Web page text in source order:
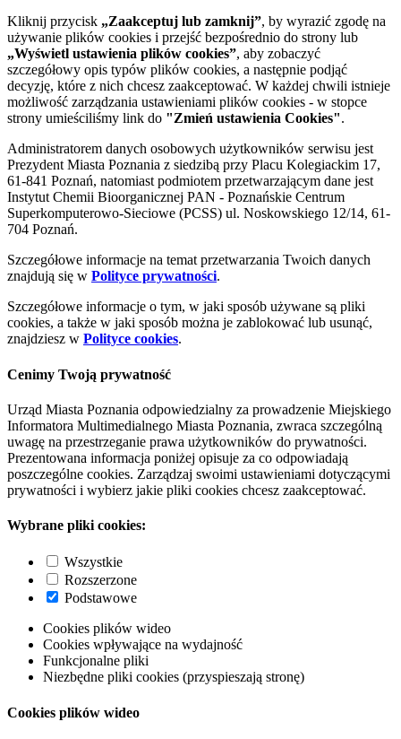
Kliknij przycisk „Zaakceptuj lub zamknij”, by wyrazić zgodę na
używanie plików cookies i przejść bezpośrednio do strony lub
„Wyświetl ustawienia plików cookies”, aby zobaczyć
szczegółowy opis typów plików cookies, a następnie podjąć
decyzję, które z nich chcesz zaakceptować. W każdej chwili istnieje
możliwość zarządzania ustawieniami plików cookies - w stopce
strony umieściliśmy link do "Zmień ustawienia Cookies".
Administratorem danych osobowych użytkowników serwisu jest
Prezydent Miasta Poznania z siedzibą przy Placu Kolegiackim 17,
61-841 Poznań, natomiast podmiotem przetwarzającym dane jest
Instytut Chemii Bioorganicznej PAN - Poznańskie Centrum
Superkomputerowo-Sieciowe (PCSS) ul. Noskowskiego 12/14, 61-
704 Poznań.
Szczegółowe informacje na temat przetwarzania Twoich danych
znajdują się w Polityce prywatności.
Szczegółowe informacje o tym, w jaki sposób używane są pliki
cookies, a także w jaki sposób można je zablokować lub usunąć,
znajdziesz w Polityce cookies.
Cenimy Twoją prywatność
Urząd Miasta Poznania odpowiedzialny za prowadzenie Miejskiego
Informatora Multimedialnego Miasta Poznania, zwraca szczególną
uwagę na przestrzeganie prawa użytkowników do prywatności.
Prezentowana informacja poniżej opisuje za co odpowiadają
poszczególne cookies. Zarządzaj swoimi ustawieniami dotyczącymi
prywatności i wybierz jakie pliki cookies chcesz zaakceptować.
Wybrane pliki cookies:
Wszystkie
Rozszerzone
Podstawowe
Cookies plików wideo
Cookies wpływające na wydajność
Funkcjonalne pliki
Niezbędne pliki cookies (przyspieszają stronę)
Cookies plików wideo